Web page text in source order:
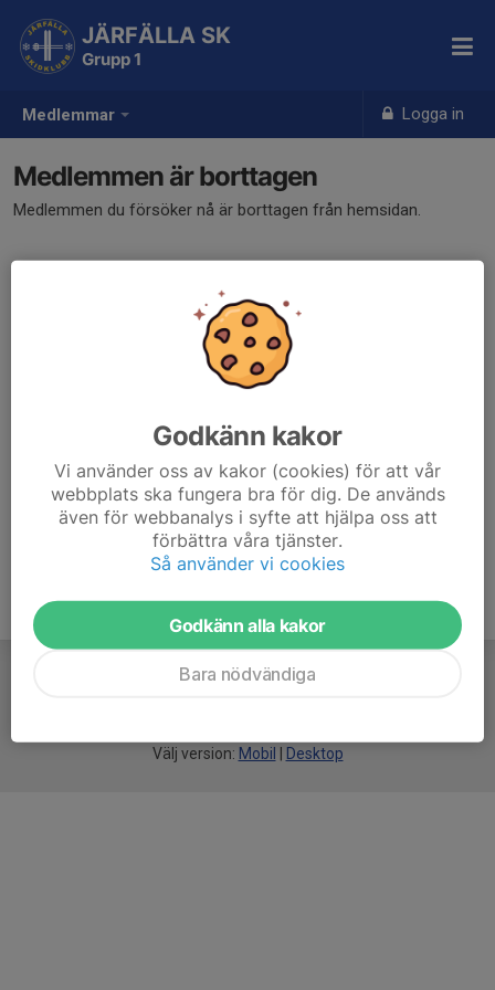
Medlemmar Logga in
JÄRFÄLLA SK
Grupp 1
Medlemmen är borttagen
Medlemmen du försöker nå är borttagen från hemsidan.
Välj version: Mobil Desktop
Godkänn kakor
Vi använder oss av kakor (cookies) för att vår
webbplats ska fungera bra för dig. De används
även för webbanalys i syfte att hjälpa oss att
förbättra våra tjänster.
Så använder vi cookies
Godkänn alla kakor
Bara nödvändiga